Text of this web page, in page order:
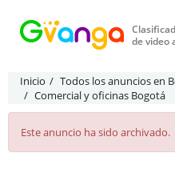
de video
Inicio Todos los anuncios en
Comercial y oficinas Bogotá
Este anuncio ha sido archivado.